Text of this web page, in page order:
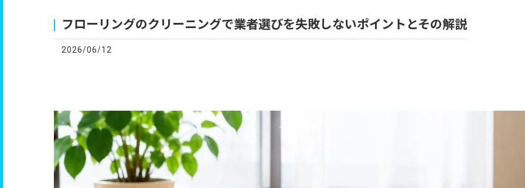
フローリングのクリーニングで業者選びを失敗しないポイントとその解説
2026/06/12